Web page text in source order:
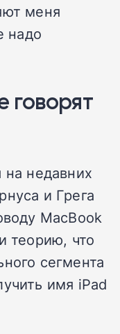
меня
надо
говорят
недавних
и Грега
MacBook
теорию, что
сегмента
имя iPad